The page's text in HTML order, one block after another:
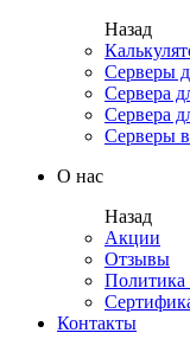
Назад
Серверы
Сервера
Сервера
Серверы
О нас
Назад
Акции
Отзывы
Политика
Контакты